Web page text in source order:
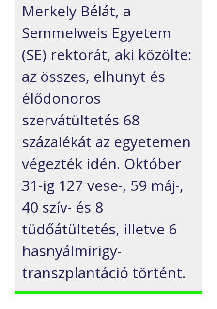
Merkely Bélát, a
Semmelweis Egyetem
(SE) rektorát, aki közölte:
az összes, elhunyt és
élődonoros
szervátültetés 68
százalékát az egyetemen
végezték idén. Október
31-ig 127 vese-, 59 máj-,
40 szív- és 8
tüdőátültetés, illetve 6
hasnyálmirigy-
transzplantáció történt.